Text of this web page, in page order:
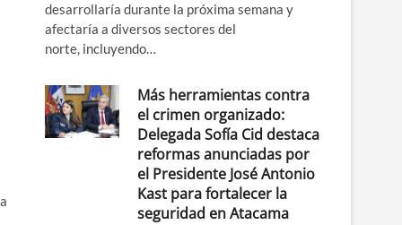
desarrollaría durante la próxima semana y
afectaría a diversos sectores del
norte, incluyendo…
Más herramientas contra
el crimen organizado:
Delegada Sofía Cid destaca
reformas anunciadas por
el Presidente José Antonio
Kast para fortalecer la
seguridad en Atacama